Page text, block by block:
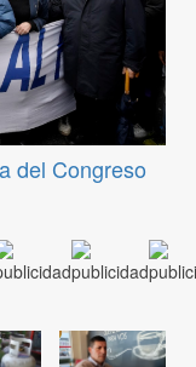
del Congreso